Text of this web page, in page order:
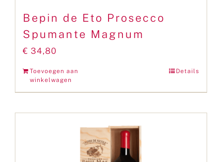
Bepin de Eto Prosecco
Spumante Magnum
€ 34,80
Toevoegen aan
winkelwagen
Details